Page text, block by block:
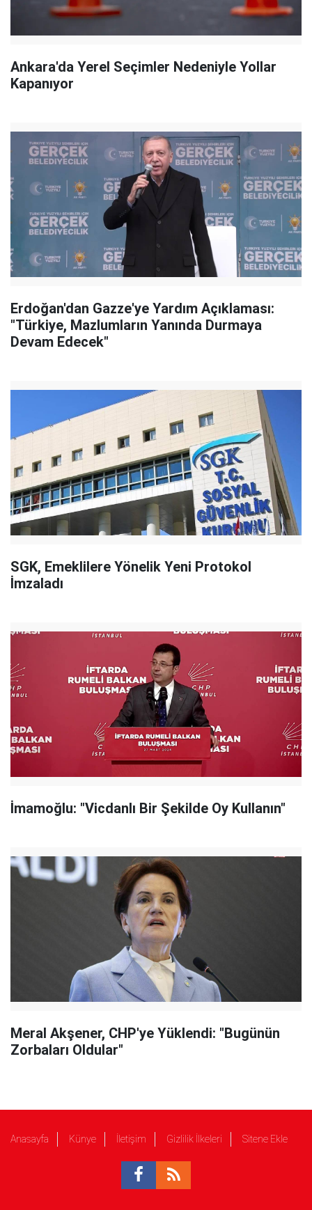
Ankara'da Yerel Seçimler Nedeniyle Yollar
Kapanıyor
Erdoğan'dan Gazze'ye Yardım Açıklaması:
"Türkiye, Mazlumların Yanında Durmaya
Devam Edecek"
SGK, Emeklilere Yönelik Yeni Protokol
İmzaladı
İmamoğlu: "Vicdanlı Bir Şekilde Oy Kullanın"
Meral Akşener, CHP'ye Yüklendi: "Bugünün
Zorbaları Oldular"
Anasayfa Künye İletişim Gizlilik İlkeleri Sitene Ekle